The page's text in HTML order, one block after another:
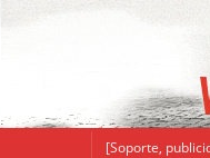
[Soporte,